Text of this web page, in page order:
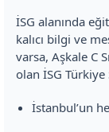
İSG alanında
kalıcı bilgi ve
varsa, Aşkale C
olan İSG
İstanbul’un